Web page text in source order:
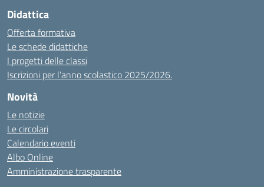
Didattica
Offerta formativa
Le schede didattiche
I progetti delle classi
Iscrizioni per l’anno scolastico 2025/2026.
Novità
Le notizie
Le circolari
Calendario eventi
Albo Online
Amministrazione trasparente